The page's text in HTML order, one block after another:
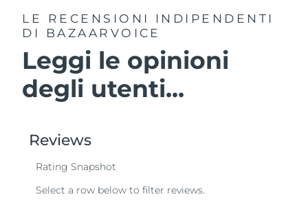
LE RECENSIONI INDIPENDENTI
DI BAZAARVOICE
Leggi le opinioni
degli utenti...